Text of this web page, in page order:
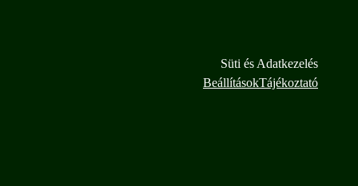
Süti és Adatkezelés
BeállításokTájékoztató